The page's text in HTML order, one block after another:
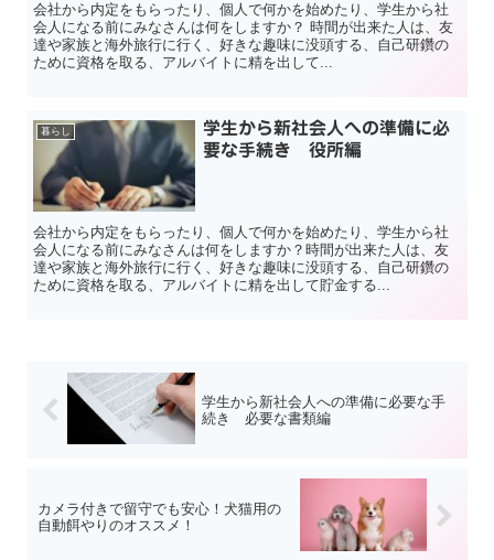
会社から内定をもらったり、個人で何かを始めたり、学生から社
会人になる前にみなさんは何をしますか？ 時間が出来た人は、友
達や家族と海外旅行に行く、好きな趣味に没頭する、自己研鑽の
ために資格を取る、アルバイトに精を出して...
暮らし
学生から新社会人への準備に必
要な手続き 役所編
会社から内定をもらったり、個人で何かを始めたり、学生から社
会人になる前にみなさんは何をしますか？時間が出来た人は、友
達や家族と海外旅行に行く、好きな趣味に没頭する、自己研鑽の
ために資格を取る、アルバイトに精を出して貯金する...
学生から新社会人への準備に必要な手
続き 必要な書類編
カメラ付きで留守でも安心！犬猫用の
自動餌やりのオススメ！